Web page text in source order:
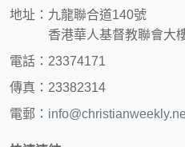
地址：九龍聯合道140號
香港華人基督教聯會大
電話：23374171
傳真：23382314
電郵：